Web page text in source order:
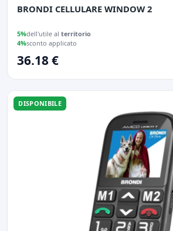
BRONDI CELLULARE WINDOW 2
5%dell'utile al territorio
4%sconto applicato
36.18 €
DISPONIBILE